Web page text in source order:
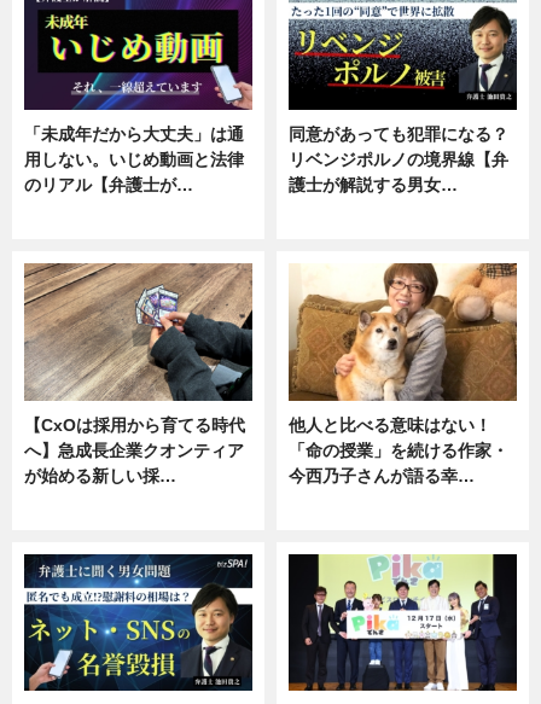
「未成年だから大丈夫」は通
用しない。いじめ動画と法律
のリアル【弁護士が…
同意があっても犯罪になる？
リベンジポルノの境界線【弁
護士が解説する男女…
【CxOは採用から育てる時代
へ】急成長企業クオンティア
が始める新しい採…
他人と比べる意味はない！
「命の授業」を続ける作家・
今西乃子さんが語る幸…